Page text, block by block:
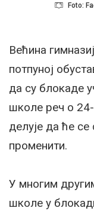
Foto:
Већина
потпуној
да су блокаде
школе реч о
делује да ће
променити.
У многим
школе у